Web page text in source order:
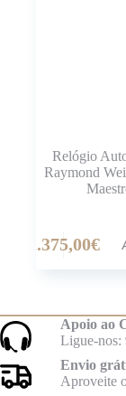
Relógio
Raymond
2.375,00€
Apoio ao
Ligue-nos:
Envio
Aproveite